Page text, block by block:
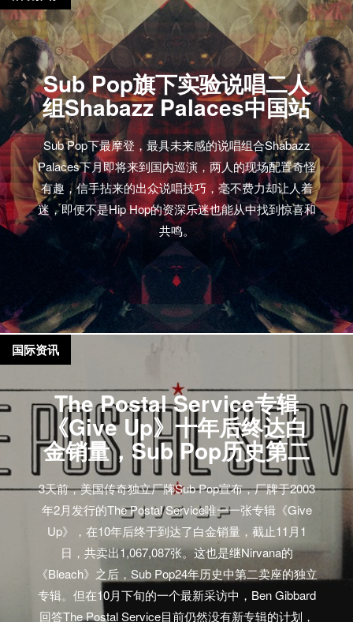
Sub Pop旗下实验说唱二人
组Shabazz Palaces中国站
Sub Pop下最摩登，最具未来感的说唱组合Shabazz
Palaces下月即将来到国内巡演，两人的现场配置奇怪
有趣，信手拈来的出众说唱技巧，毫不费力却让人着
迷，即便不是Hip Hop的资深乐迷也能从中找到惊喜和
共鸣。
The Postal Service专辑
《Give Up》十年后终达白
金销量，Sub Pop历史第二
3天前，美国传奇独立厂牌Sub Pop宣布，厂牌于2003
年2月发行的The Postal Service唯一一张专辑《Give
Up》，在10年后终于到达了白金销量，截止11月1
日，共卖出1,067,087张。这也是继Nirvana的
《Bleach》之后，Sub Pop24年历史中第二卖座的独立
专辑。但在10月下旬的一个最新采访中，Ben Gibbard
回答The Postal Service目前仍然没有新专辑的计划，
国际资讯